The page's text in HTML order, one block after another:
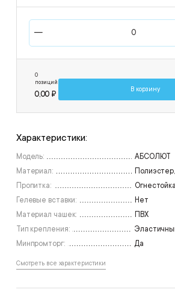
0
позиций
0,00 ₽
В корзину
Характеристики:
Модель:
АБСОЛЮТ
Материал:
Пропитка:
Гелевые вставки:
Нет
Материал чашек:
ПВХ
Тип крепления:
Минпромторг:
Да
Смотреть все характеристики